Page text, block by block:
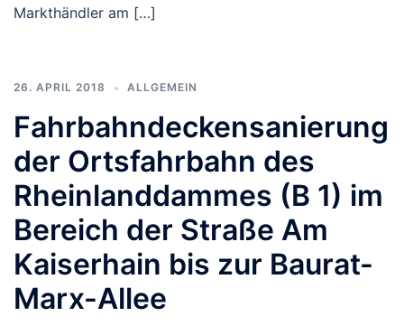
Markthändler am […]
26. APRIL 2018 ALLGEMEIN
Fahrbahndeckensanierung
der Ortsfahrbahn des
Rheinlanddammes (B 1) im
Bereich der Straße Am
Kaiserhain bis zur Baurat-
Marx-Allee